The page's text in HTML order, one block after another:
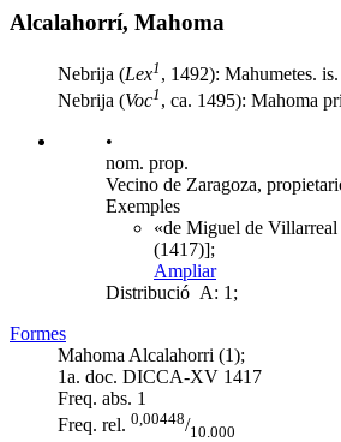
Alcalahorrí, Mahoma
Nebrija (Lex1 , 1492): Mahumetes.
Nebrija (Voc1 , ca. 1495): Mahoma
•
nom. prop.
Vecino de Zaragoza,
Exemples
«de Miguel de Villarreal
(1417)];
Ampliar
Distribució A: 1;
Formes
Mahoma Alcalahorri (1);
1a. doc. DICCA-XV 1417
Freq. abs. 1
Freq. rel. 0,00448/10.000